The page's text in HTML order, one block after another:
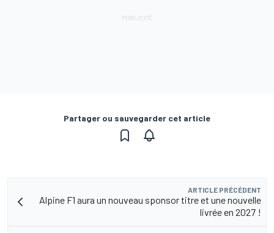
Partager ou sauvegarder cet article
ARTICLE PRÉCÉDENT
Alpine F1 aura un nouveau sponsor titre et une nouvelle
livrée en 2027 !